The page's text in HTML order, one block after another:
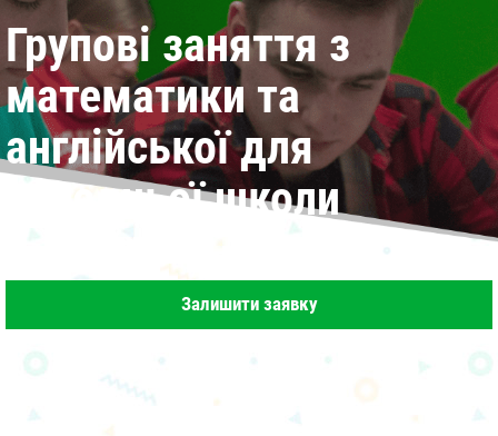
Групові заняття з
математики та
англійської для
середньої школи
Залишити заявку